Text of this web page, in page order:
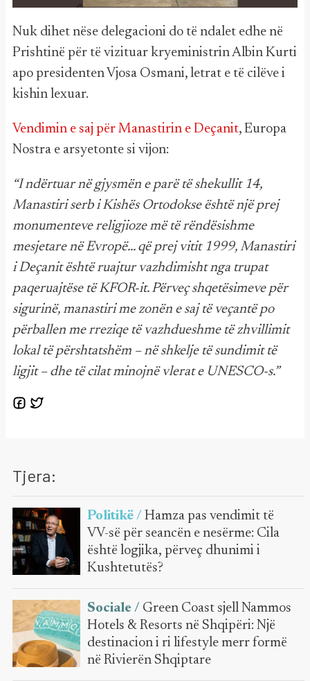
Nuk dihet nëse delegacioni do të ndalet edhe në
Prishtinë për të vizituar kryeministrin Albin Kurti
apo presidenten Vjosa Osmani, letrat e të cilëve i
kishin lexuar.
Vendimin e saj për Manastirin e Deçanit, Europa
Nostra e arsyetonte si vijon:
“I ndërtuar në gjysmën e parë të shekullit 14,
Manastiri serb i Kishës Ortodokse është një prej
monumenteve religjioze më të rëndësishme
mesjetare në Evropë... që prej vitit 1999, Manastiri
i Deçanit është ruajtur vazhdimisht nga trupat
paqeruajtëse të KFOR-it. Përveç shqetësimeve për
sigurinë, manastiri me zonën e saj të veçantë po
përballen me rreziqe të vazhdueshme të zhvillimit
lokal të përshtatshëm – në shkelje të sundimit të
ligjit – dhe të cilat minojnë vlerat e UNESCO-s.”
Tjera:
Politikë / Hamza pas vendimit të
VV-së për seancën e nesërme: Cila
është logjika, përveç dhunimi i
Kushtetutës?
Sociale / Green Coast sjell Nammos
Hotels & Resorts në Shqipëri: Një
destinacion i ri lifestyle merr formë
në Rivierën Shqiptare